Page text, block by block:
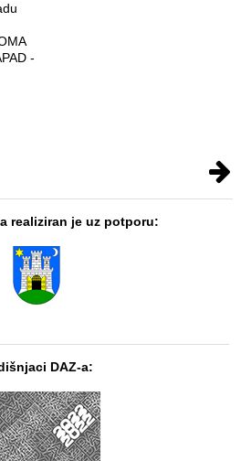
-
realiziran je uz potporu:
DAZ-a: